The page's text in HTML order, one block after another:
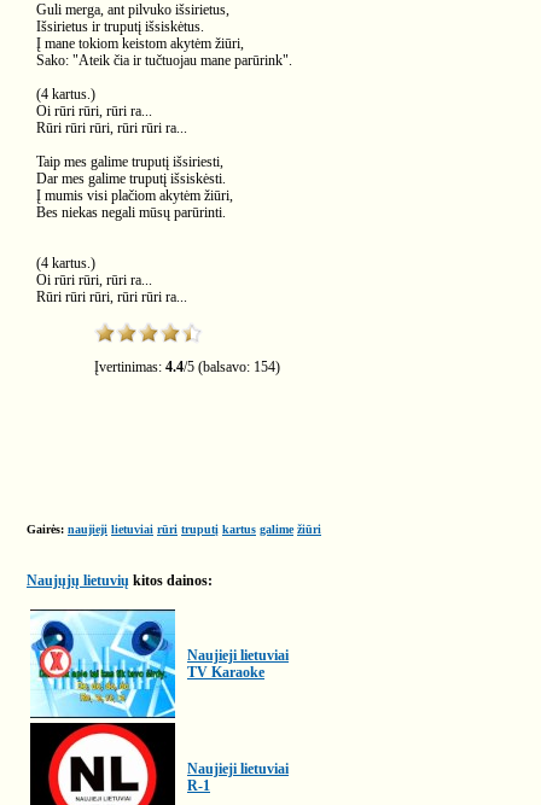
Guli merga, ant pilvuko išsirietus,
Išsirietus ir truputį išsiskėtus.
Į mane tokiom keistom akytėm žiūri,
Sako: "Ateik čia ir tučtuojau mane parūrink".
(4 kartus.)
Oi rūri rūri, rūri ra...
Rūri rūri rūri, rūri rūri ra...
Taip mes galime truputį išsiriesti,
Dar mes galime truputį išsiskėsti.
Į mumis visi plačiom akytėm žiūri,
Bes niekas negali mūsų parūrinti.
(4 kartus.)
Oi rūri rūri, rūri ra...
Rūri rūri rūri, rūri rūri ra...
Įvertinimas: 4.4/5 (balsavo: 154)
Gairės: naujieji lietuviai rūri truputį kartus galime žiūri
Naujųjų lietuvių kitos dainos:
Naujieji lietuviai
TV Karaoke
Naujieji lietuviai
R-1